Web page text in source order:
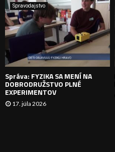
Spravodajstvo
Správa: FYZIKA SA MENÍ NA
DOBRODRUŽSTVO PLNÉ
EXPERIMENTOV
17. júla 2026